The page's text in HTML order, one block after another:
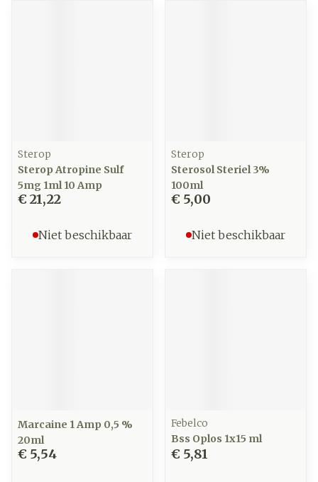
Sterop
Sterop Atropine Sulf
5mg 1ml 10 Amp
€ 21,22
Niet beschikbaar
Sterop
Sterosol Steriel 3%
100ml
€ 5,00
Niet beschikbaar
Marcaine 1 Amp 0,5 %
20ml
€ 5,54
Febelco
Bss Oplos 1x15 ml
€ 5,81